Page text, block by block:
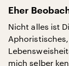
Eher
Nicht alles ist
mich selber